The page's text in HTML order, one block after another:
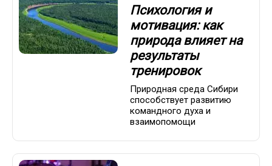
Психология и
мотивация: как
природа влияет на
результаты
тренировок
Природная среда Сибири
способствует развитию
командного духа и
взаимопомощи